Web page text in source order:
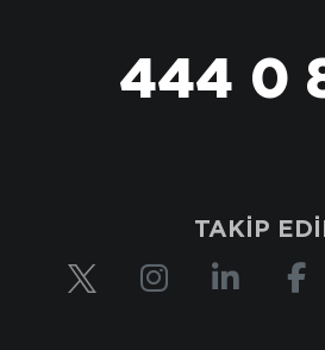
444 0
444 0
TAKİP